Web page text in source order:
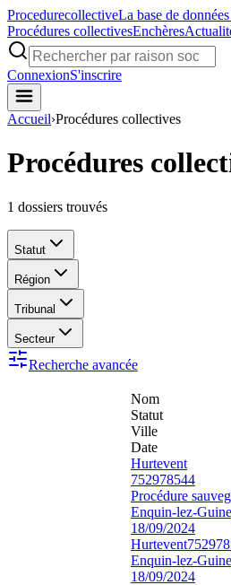
ProcedurecollectiveLa base de
Procédures collectivesEnchères
ConnexionS'inscrire
Accueil›Procédures collectives
Procédures
1 dossiers trouvés
Statut
Région
Tribunal
Secteur
Recherche avancée
Nom
Statut
Ville
Date
Hurtevent
752978544
Procédure
Enquin-lez-
18/09/2024
Hurtevent
Enquin-lez-
18/09/2024